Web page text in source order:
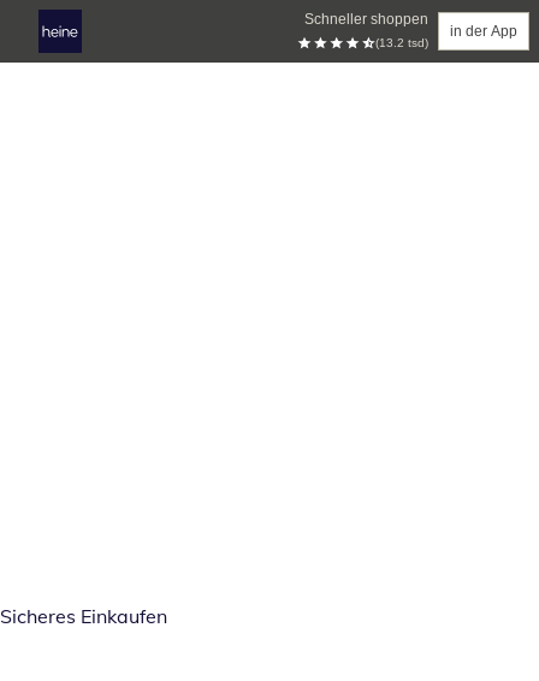
Schneller shoppen
(13.2 tsd)
in der App
Sicheres Einkaufen